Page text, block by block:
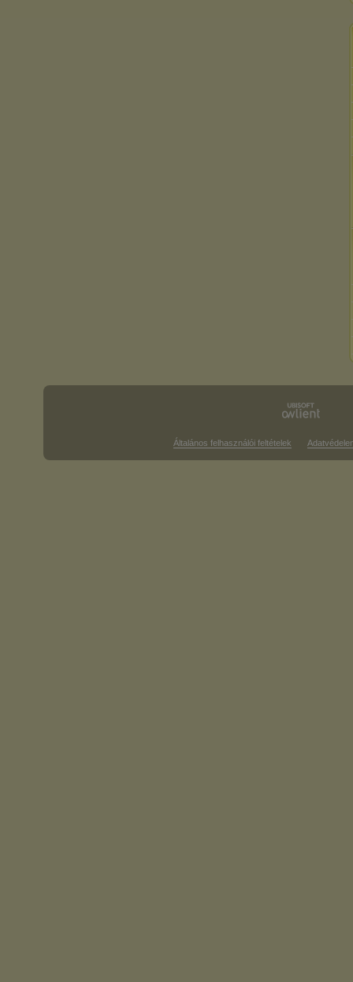
Általános felhasználói feltételek